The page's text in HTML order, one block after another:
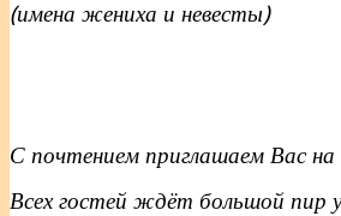
(имена жениха и невесты)
С почтением приглашаем Вас
Всех гостей ждёт большой пир